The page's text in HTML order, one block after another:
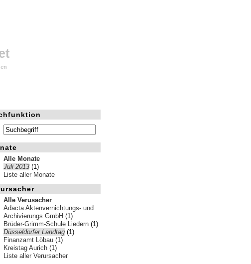
Alle Monate
Juli 2013 (1)
Liste aller Monate
Alle Verusacher
Adacta Aktenvernichtungs- und
Archivierungs GmbH (1)
Brüder-Grimm-Schule Liedern (1)
Düsseldorfer Landtag (1)
Finanzamt Löbau (1)
Kreistag Aurich (1)
Liste aller Verursacher